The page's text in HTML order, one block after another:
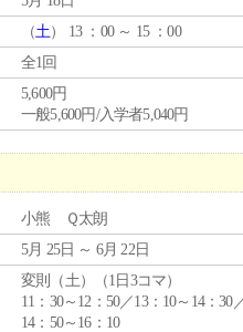
（土） 13 ：00 ～ 15 ：00
全1回
5,600円
一般5,600円/入学者5,040円
小熊 Ｑ太朗
5月 25日 ～ 6月 22日
変則（土）（1日3コマ）
11：30～12：50／13：10～14：30
14：50～16：10